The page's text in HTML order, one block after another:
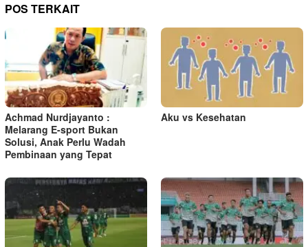
s
i
o
s
POS TERKAIT
Achmad Nurdjayanto :
Melarang E-sport Bukan
Solusi, Anak Perlu Wadah
Pembinaan yang Tepat
Aku vs Kesehatan